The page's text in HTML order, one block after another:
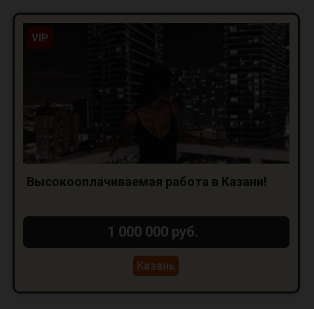
VIP
Высокооплачиваемая работа в Казани!
1 000 000 руб.
Казань